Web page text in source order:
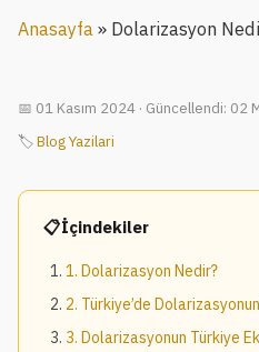
Anasayfa » Dolarizasyon
01 Kasım 2024 · Güncellendi: 02
🏷Blog Yazilari
İçindekiler
1. Dolarizasyon Nedir?
2. Türkiye’de
3. Dolarizasyonun Türkiye